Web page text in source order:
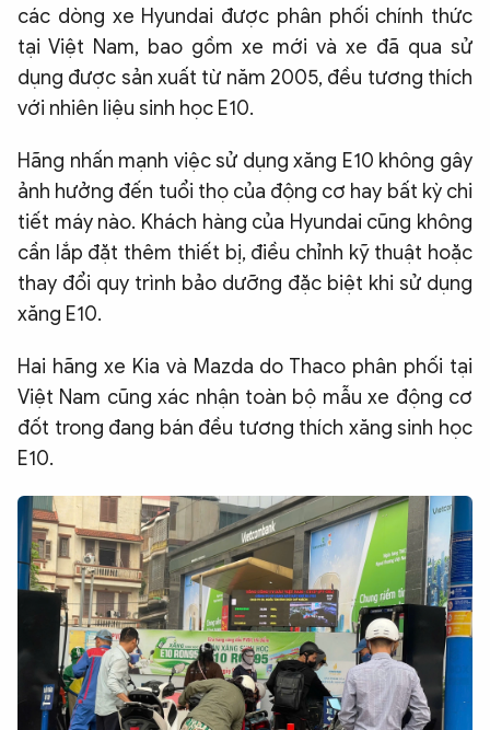
các dòng xe Hyundai được phân phối chính thức
tại Việt Nam, bao gồm xe mới và xe đã qua sử
dụng được sản xuất từ năm 2005, đều tương thích
với nhiên liệu sinh học E10.
Hãng nhấn mạnh việc sử dụng xăng E10 không gây
ảnh hưởng đến tuổi thọ của động cơ hay bất kỳ chi
tiết máy nào. Khách hàng của Hyundai cũng không
cần lắp đặt thêm thiết bị, điều chỉnh kỹ thuật hoặc
thay đổi quy trình bảo dưỡng đặc biệt khi sử dụng
xăng E10.
Hai hãng xe Kia và Mazda do Thaco phân phối tại
Việt Nam cũng xác nhận toàn bộ mẫu xe động cơ
đốt trong đang bán đều tương thích xăng sinh học
E10.